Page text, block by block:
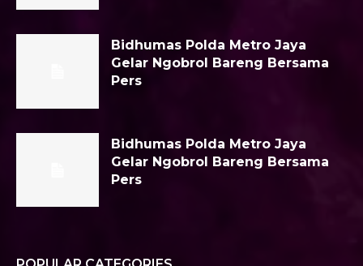
Bidhumas Polda Metro Jaya
Gelar Ngobrol Bareng Bersama
Pers
Bidhumas Polda Metro Jaya
Gelar Ngobrol Bareng Bersama
Pers